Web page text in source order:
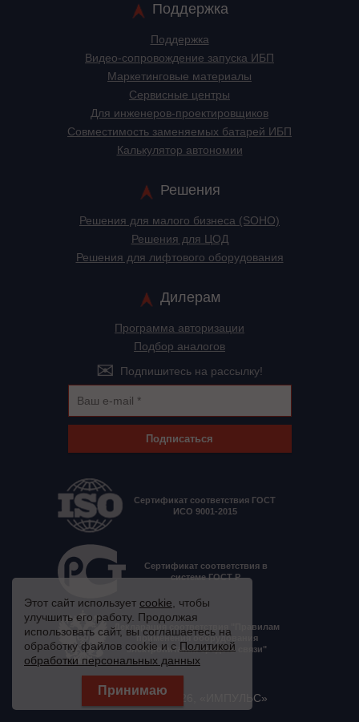
Поддержка
Поддержка
Видео-сопровождение запуска ИБП
Маркетинговые материалы
Сервисные центры
Для инженеров-проектировщиков
Cовместимость заменяемых батарей ИБП
Калькулятор автономии
Решения
Решения для малого бизнеса (SOHO)
Решения для ЦОД
Решения для лифтового оборудования
Дилерам
Программа авторизации
Подбор аналогов
Подпишитесь на рассылку!
Подписаться
Сертификат соответствия ГОСТ
ИСО 9001-2015
Сертификат соответствия в
системе ГОСТ Р
Декларация соответствия "Правилам
применения оборудования
электропитания средств связи"
© 2008 - 2026, «ИМПУЛЬС»
Этот сайт использует cookie , чтобы
улучшить его работу. Продолжая
использовать сайт, вы соглашаетесь на
обработку файлов cookie и с Политикой
обработки персональных данных